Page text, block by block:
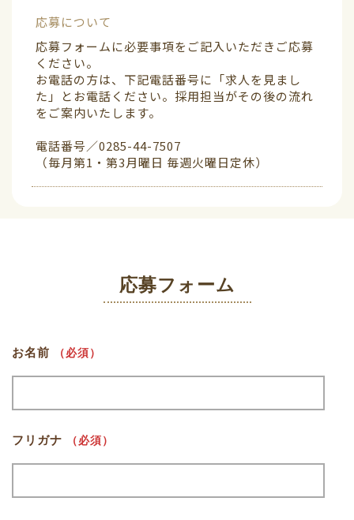
応募について
応募フォームに必要事項をご記入いただきご応募
ください。
お電話の方は、下記電話番号に「求人を見まし
た」とお電話ください。採用担当がその後の流れ
をご案内いたします。
電話番号／0285-44-7507
（毎月第1・第3月曜日 毎週火曜日定休）
応募フォーム
お名前 （必須）
フリガナ （必須）